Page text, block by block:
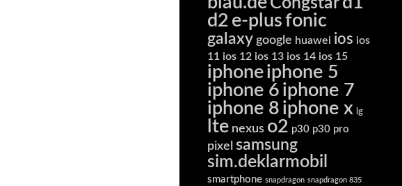
d2 e-plusfonic
galaxy google huawei ios ios
11 ios 12 ios 13 ios 14 ios 15
iphoneiphone 5
iphone 6 iphone 7
iphone 8 iphone x lg
lte nexus o2 p30 p30 pro
pixel samsung
sim.deklarmobil
smartphone snapdragon snapdragon 835